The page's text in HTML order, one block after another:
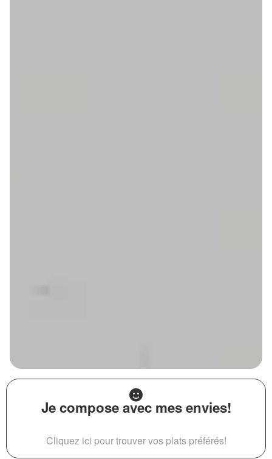
Je compose avec mes envies!
Cliquez ici pour trouver vos plats préférés!